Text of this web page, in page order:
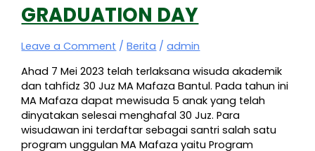
GRADUATION DAY
Leave a Comment /Berita /admin
Ahad 7 Mei 2023 telah terlaksana wisuda akademik
dan tahfidz 30 Juz MA Mafaza Bantul. Pada tahun ini
MA Mafaza dapat mewisuda 5 anak yang telah
dinyatakan selesai menghafal 30 Juz. Para
wisudawan ini terdaftar sebagai santri salah satu
program unggulan MA Mafaza yaitu Program